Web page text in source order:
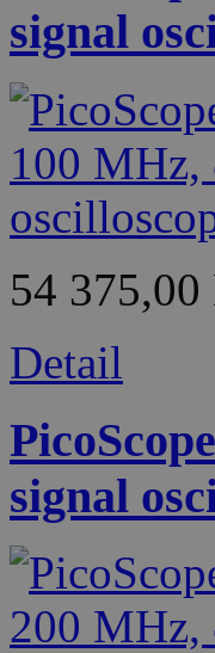
signal
54 375,00
Detail
signal